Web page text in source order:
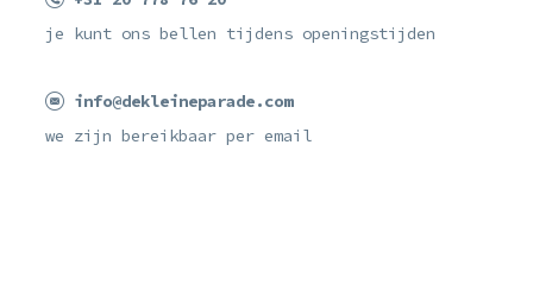
je kunt ons bellen tijdens openingstijden
info@dekleineparade.com
we zijn bereikbaar per email